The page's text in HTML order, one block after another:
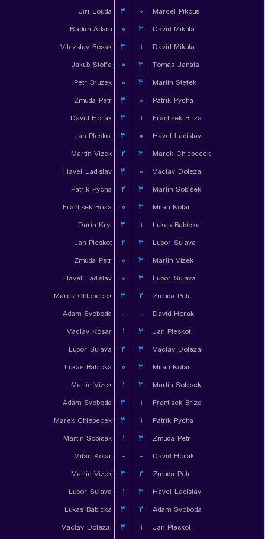
Jiri Louda
۳ ۰
Marcel Pikous
Radim Adam
۰ ۳
David Mikula
Vitezslav Bosak
۳ ۱
David Mikula
Jakub Stolfa
۰ ۳
Tomas Janata
Petr Bruzek
۰ ۳
Martin Stefek
Zmuda Petr
۳ ۰
Patrik Pycha
David Horak
۳ ۱
Frantisek Briza
Jan Pleskot
۳ ۰
Havel Ladislav
Martin Vizek
۲ ۳
Marek Chlebecek
Havel Ladislav
۳ ۰
Vaclav Dolezal
Patrik Pycha
۲ ۳
Martin Sobisek
Frantisek Briza
۰ ۳
Milan Kolar
Darin Kryl
۳ ۱
Lukas Babicka
Jan Pleskot
۲ ۳
Lubor Sulava
Zmuda Petr
۰ ۳
Martin Vizek
Havel Ladislav
۰ ۳
Lubor Sulava
Marek Chlebecek
۳ ۲
Zmuda Petr
Adam Svoboda
- -
David Horak
Vaclav Kosar
۱ ۳
Jan Pleskot
Lubor Sulava
۲ ۳
Vaclav Dolezal
Lukas Babicka
۰ ۳
Milan Kolar
Martin Vizek
۱ ۳
Martin Sobisek
Adam Svoboda
۳ ۱
Frantisek Briza
Marek Chlebecek
۳ ۱
Patrik Pycha
Martin Sobisek
۱ ۳
Zmuda Petr
Milan Kolar
- -
David Horak
Martin Vizek
۳ ۲
Zmuda Petr
Lubor Sulava
۱ ۳
Havel Ladislav
Lukas Babicka
۳ ۲
Adam Svoboda
Vaclav Dolezal
۳ ۱
Jan Pleskot